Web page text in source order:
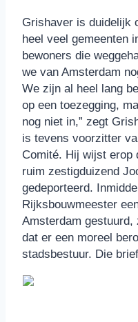
Grishaver is duidelijk
heel veel gemeenten
bewoners die
we van Amsterdam
We zijn al heel lang
op een toezegging,
nog niet in,” zegt
is tevens voorzitter
Comité. Hij wijst erop
ruim zestigduizend
gedeporteerd.
Rijksbouwmeester
Amsterdam
dat er een moreel
stadsbestuur. Die